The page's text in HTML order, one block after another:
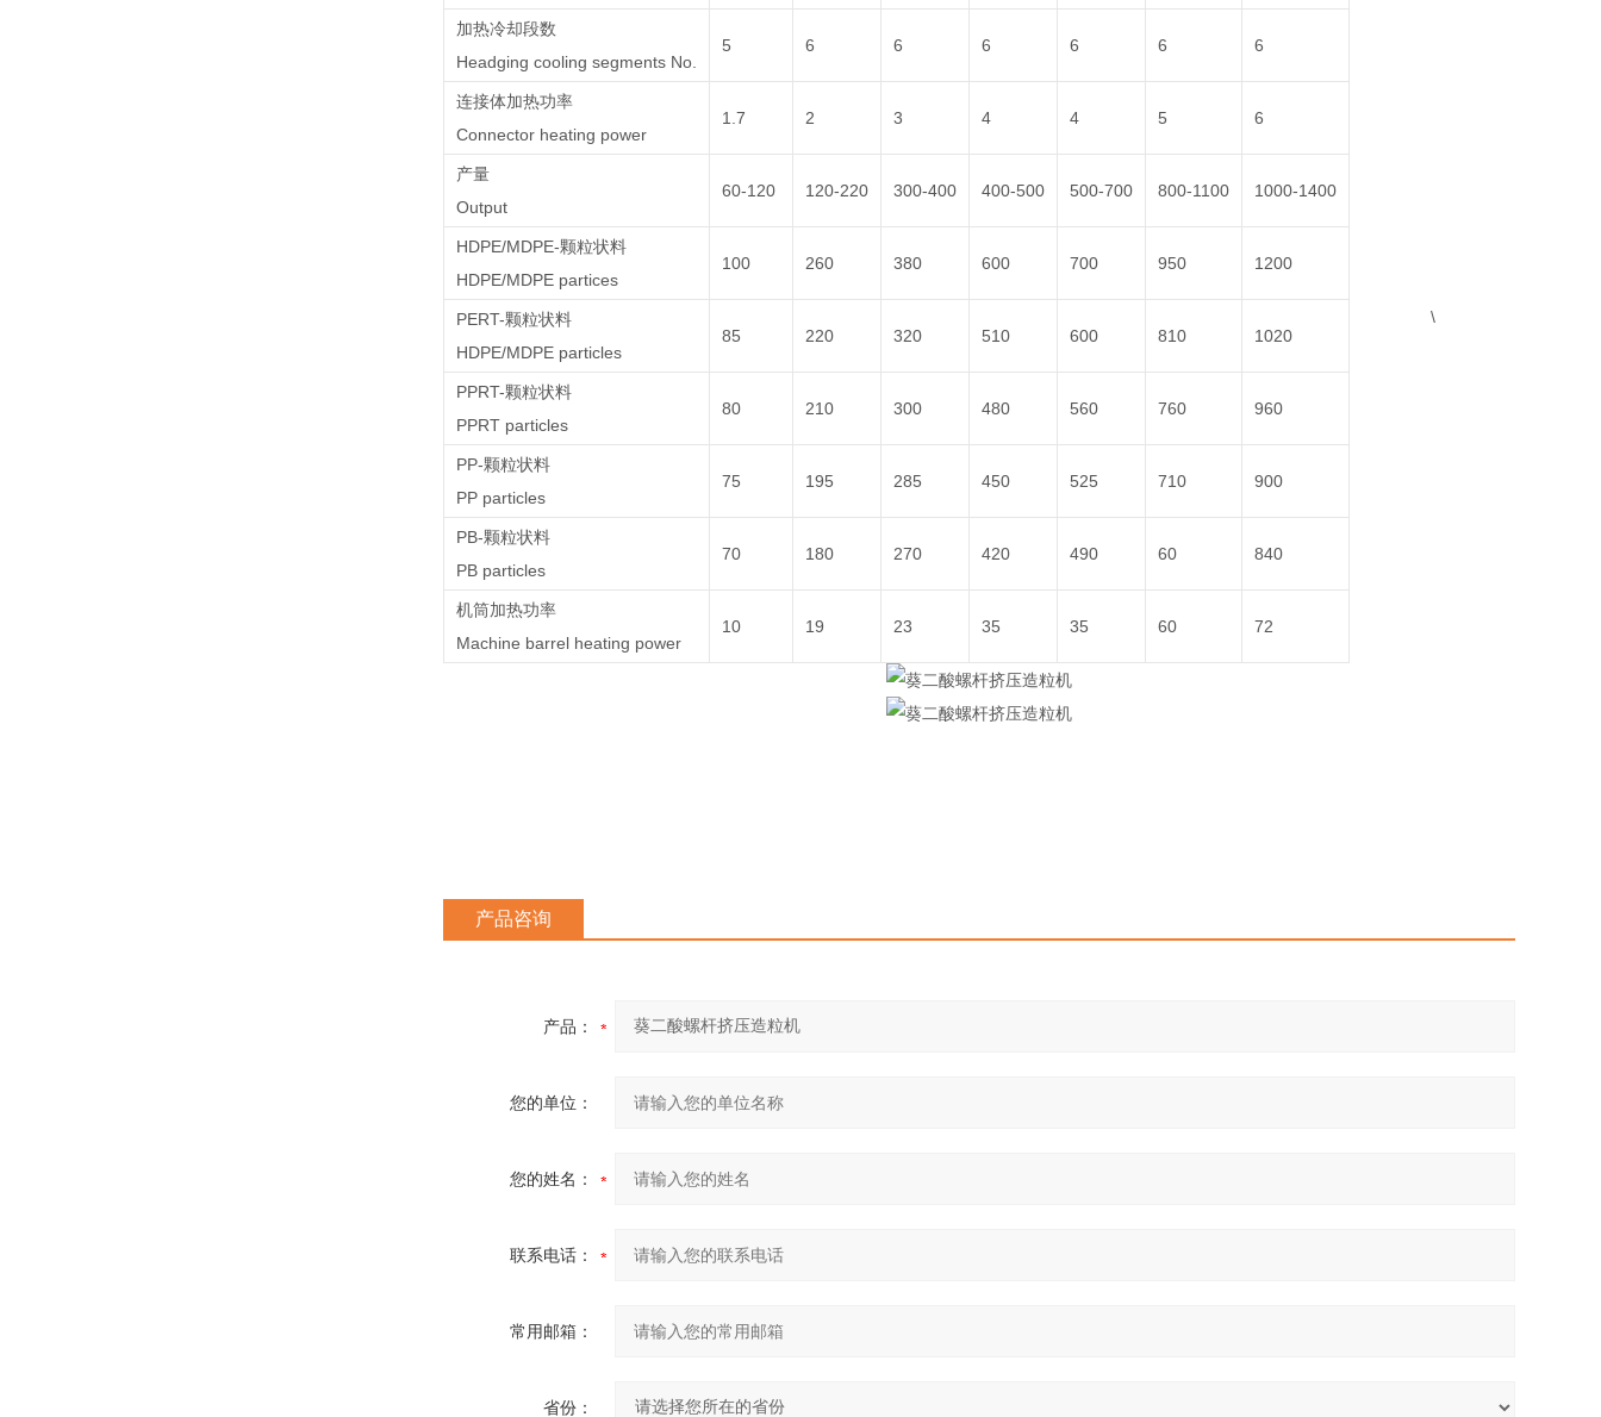
加热冷却段数
Headging cooling segments No.
5 6 6 6 6 6 6
连接体加热功率
Connector heating power
1.7 2 3 4 4 5 6
产量
Output
60-120 120-220 300-400 400-500 500-700 800-1100 1000-1400
HDPE/MDPE-颗粒状料
HDPE/MDPE partices
100 260 380 600 700 950 1200
PERT-颗粒状料
HDPE/MDPE particles
85 220 320 510 600 810 1020
PPRT-颗粒状料
PPRT particles
80 210 300 480 560 760 960
PP-颗粒状料
PP particles
75 195 285 450 525 710 900
PB-颗粒状料
PB particles
70 180 270 420 490 60 840
机筒加热功率
Machine barrel heating power
10 19 23 35 35 60 72
\
产品咨询
产品：
您的单位：
您的姓名：
联系电话：
常用邮箱：
省份：